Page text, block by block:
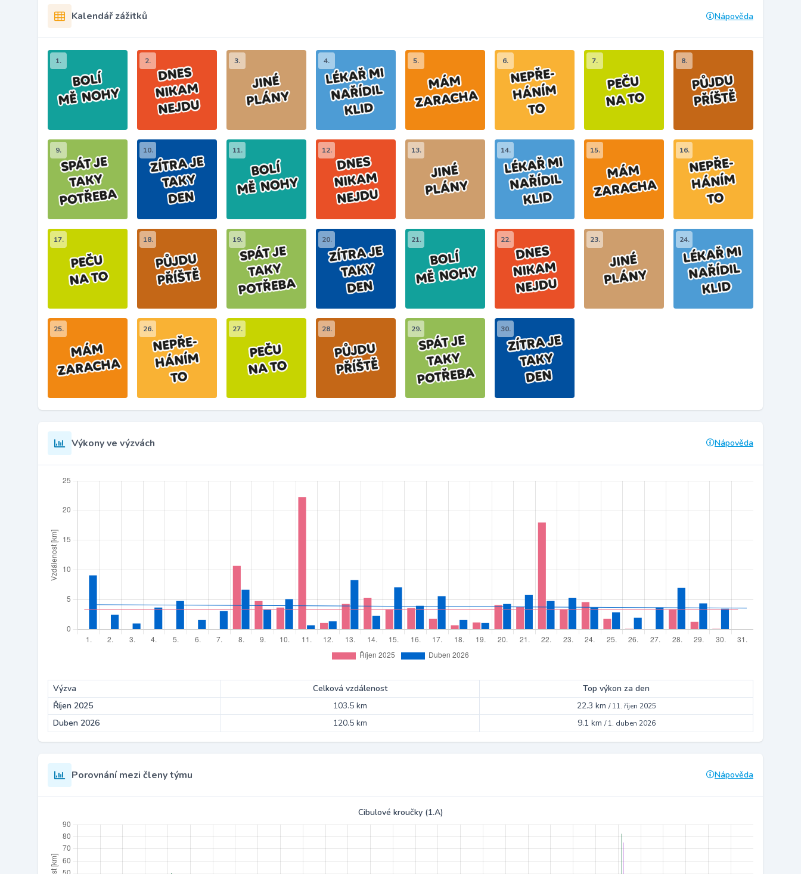
Kalendář zážitků Nápověda
1. 2. 3. 4. 5. 6. 7. 8.
9. 10. 11. 12. 13. 14. 15. 16.
17. 18. 19. 20. 21. 22. 23. 24.
25. 26. 27. 28. 29. 30.
Výkony ve výzvách Nápověda
Výzva Celková vzdálenost
Top výkon za den
Říjen 2025
103.5 km 22.3 km /11. říjen 2025
Duben 2026 120.5 km 9.1 km /1. duben 2026
Porovnání mezi členy týmu Nápověda
Cibulové kroučky (1.A)